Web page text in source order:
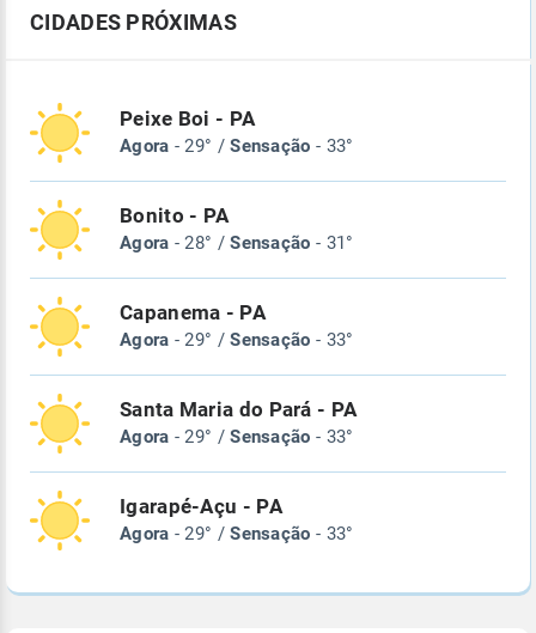
CIDADES PRÓXIMAS
Peixe Boi - PA
Agora - 29° /Sensação - 33°
Bonito - PA
Agora - 28° /Sensação - 31°
Capanema - PA
Agora - 29° /Sensação - 33°
Santa Maria do Pará - PA
Agora - 29° /Sensação - 33°
Igarapé-Açu - PA
Agora - 29° /Sensação - 33°